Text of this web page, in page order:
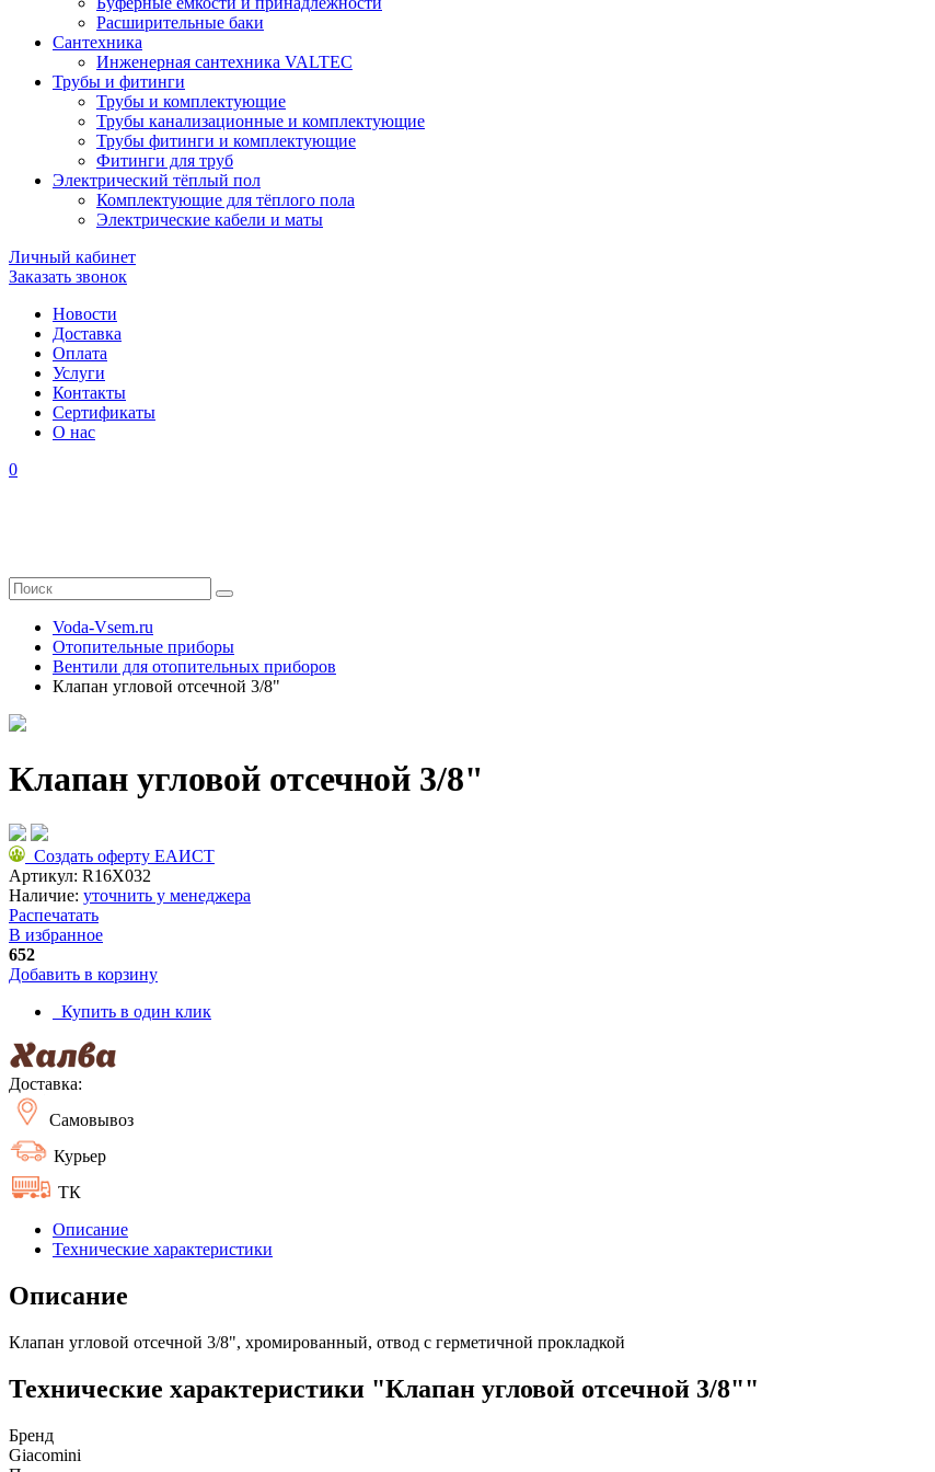
Расширительные баки
Сантехника
Инженерная сантехника VALTEC
Трубы и фитинги
Трубы и комплектующие
Трубы канализационные и комплектующие
Трубы фитинги и комплектующие
Фитинги для труб
Электрический тёплый пол
Комплектующие для тёплого пола
Электрические кабели и маты
Личный кабинет
Заказать звонок
Новости
Доставка
Оплата
Услуги
Контакты
Cертификаты
О нас
0
Voda-Vsem.ru
Отопительные приборы
Вентили для отопительных приборов
Клапан угловой отсечной 3/8"
Клапан угловой отсечной 3/8"
Создать оферту ЕАИСТ
Артикул: R16X032
Наличие: уточнить у менеджера
Распечатать
В избранное
652
Добавить в корзину
Купить в один клик
Доставка:
Самовывоз
Курьер
ТК
Описание
Технические характеристики
Описание
Клапан угловой отсечной 3/8", хромированный, отвод с герметичной прокладкой
Технические характеристики "Клапан угловой отсечной 3/8""
Бренд
Giacomini